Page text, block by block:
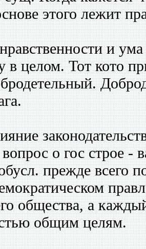
этого лежит
и
в целом. Тот кото
о гос строе -
прежде всего
общества, а
общим целям.